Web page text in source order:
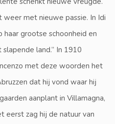
met nieuwe passie. In Idi
grootse schoonheid en
land.” In 1910
met deze woorden het
dat hij vond waar hij
aanplant in Villamagna,
eerst zag hij de natuur van